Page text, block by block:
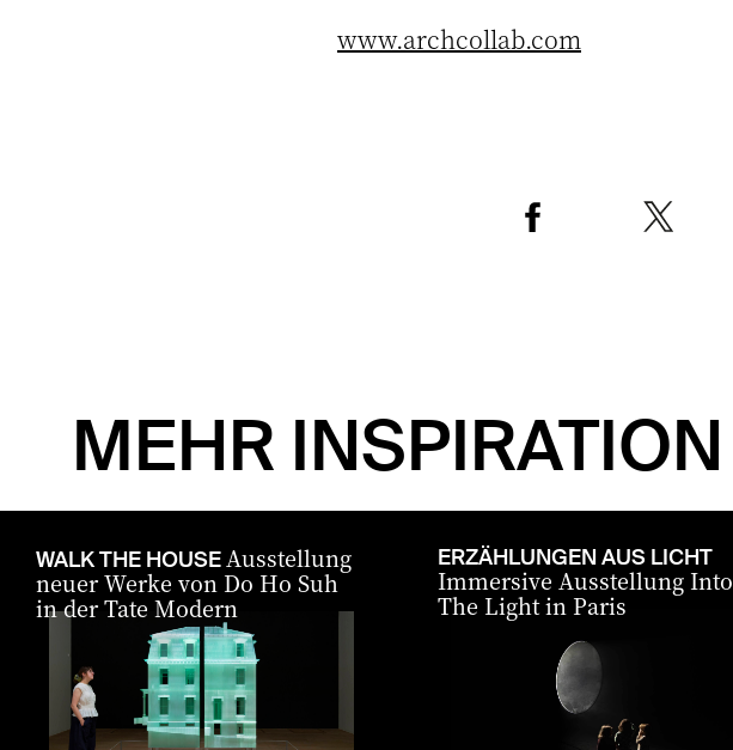
www.archcollab.com
MEHR INSPIRATION
WALK THE HOUSE Ausstellung
neuer Werke von Do Ho Suh
in der Tate Modern
ERZÄHLUNGEN AUS LICHT
Immersive Ausstellung Into
The Light in Paris